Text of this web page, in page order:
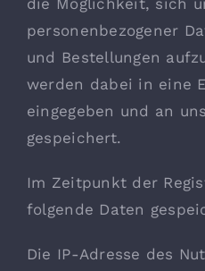
die Möglichkeit, sich
personenbezogener
und Bestellungen
werden dabei in eine
eingegeben und an
gespeichert.
Im Zeitpunkt der
folgende Daten
Die IP-Adresse des